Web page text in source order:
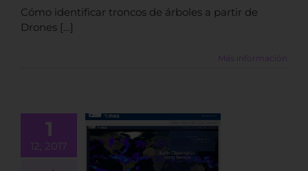
Cómo identificar troncos de árboles a partir de
Drones […]
Más información
1
12, 2017